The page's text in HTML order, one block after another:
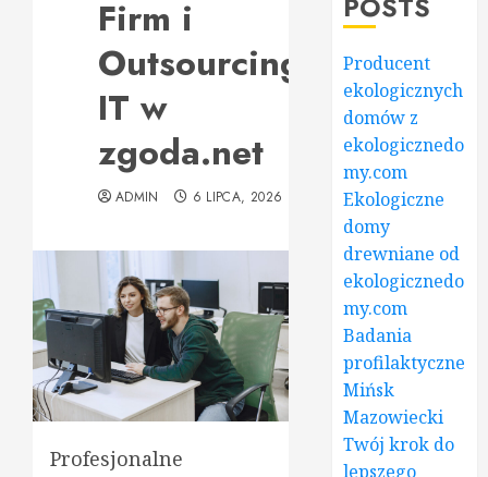
Firm i
Outsourcing
IT w
zgoda.net
ADMIN 6 LIPCA, 2026
Profesjonalne
Producent
ekologicznych
domów z
ekologicznedo
my.com
Ekologiczne
domy
drewniane od
ekologicznedo
my.com
Badania
profilaktyczne
Mińsk
Mazowiecki
Twój krok do
lepszego